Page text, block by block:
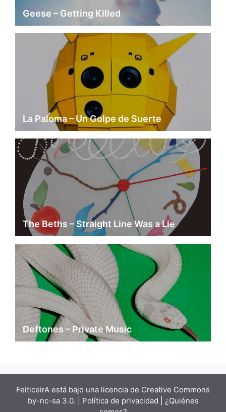
Geese – Getting Killed
La Paloma – Un Golpe de Suerte
The Beths – Straight Line Was a Lie
Deftones – Private Music
FeiticeirA está bajo una licencia de Creative Commons
by-nc-sa 3.0. | Política de privacidad | ¿Quiénes